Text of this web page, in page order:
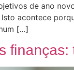
de ano
acontece
[…]